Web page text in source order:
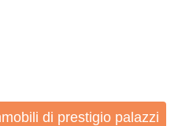
di prestigio palazzi